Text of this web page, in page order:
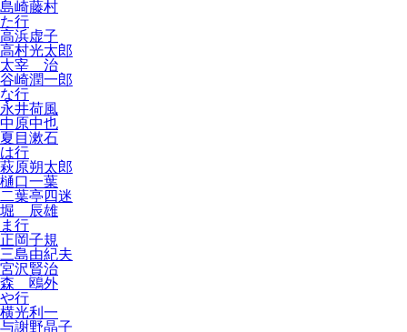
島崎藤村
た行
高浜虚子
高村光太郎
太宰 治
谷崎潤一郎
な行
永井荷風
中原中也
夏目漱石
は行
萩原朔太郎
樋口一葉
二葉亭四迷
堀 辰雄
ま行
正岡子規
三島由紀夫
宮沢賢治
森 鴎外
や行
横光利一
与謝野晶子